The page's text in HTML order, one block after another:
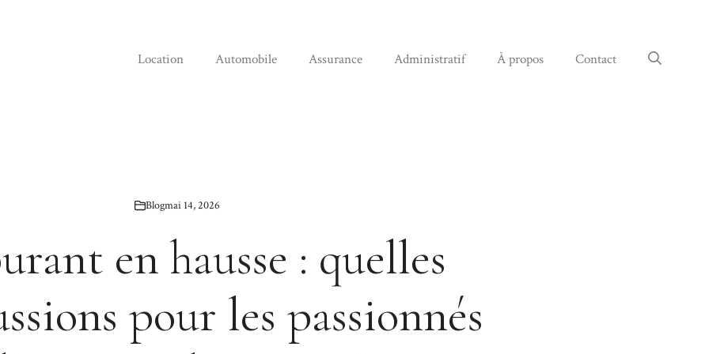
Location Automobile Assurance Administratif À propos Contact
Blogmai 14, 2026
en hausse : quelles
pour les passionnés